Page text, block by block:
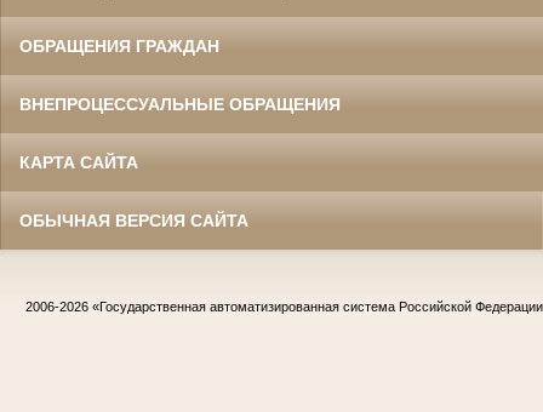
ОБРАЩЕНИЯ ГРАЖДАН
ВНЕПРОЦЕССУАЛЬНЫЕ ОБРАЩЕНИЯ
КАРТА САЙТА
ОБЫЧНАЯ ВЕРСИЯ САЙТА
2006-2026 «Государственная автоматизированная система Российской